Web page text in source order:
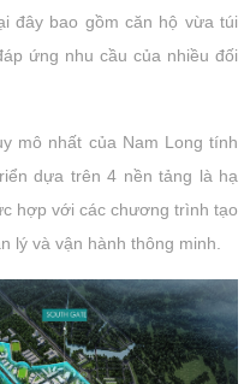
đây bao gồm căn hộ vừa túi
ứng nhu cầu của nhiều đối
mô nhất của Nam Long tính
dựa trên 4 nền tảng là hạ
hợp với các chương trình tạo
lý và vận hành thông minh.